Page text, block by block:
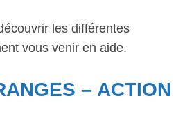
les différentes
vous venir en aide.
– ACTION